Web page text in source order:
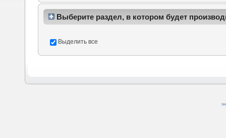
Выберите раздел, в котором будет
Выделить все